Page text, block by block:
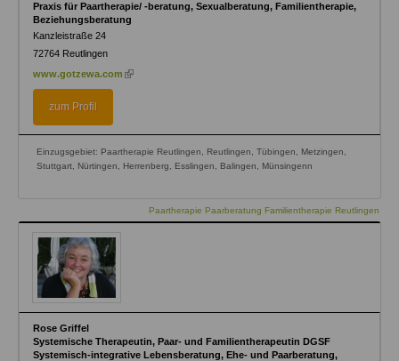
Praxis für Paartherapie/ -beratung, Sexualberatung, Familientherapie,
Beziehungsberatung
Kanzleistraße 24
72764 Reutlingen
www.gotzewa.com (link
zum Profil
Einzugsgebiet: Paartherapie Reutlingen, Reutlingen, Tübingen, Metzingen,
Stuttgart, Nürtingen, Herrenberg, Esslingen, Balingen, Münsingenn
Paartherapie Paarberatung Familientherapie Reutlingen
Rose Griffel
Systemische Therapeutin, Paar- und Familientherapeutin DGSF
Systemisch-integrative Lebensberatung, Ehe- und Paarberatung,